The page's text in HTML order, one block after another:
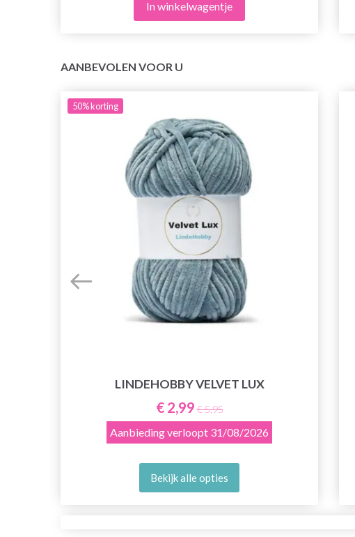
In winkelwagentje
AANBEVOLEN VOOR U
50%korting
LINDEHOBBY VELVET LUX
€ 2,99 € 5,95
Aanbieding verloopt 31/08/2026
Bekijk alle opties